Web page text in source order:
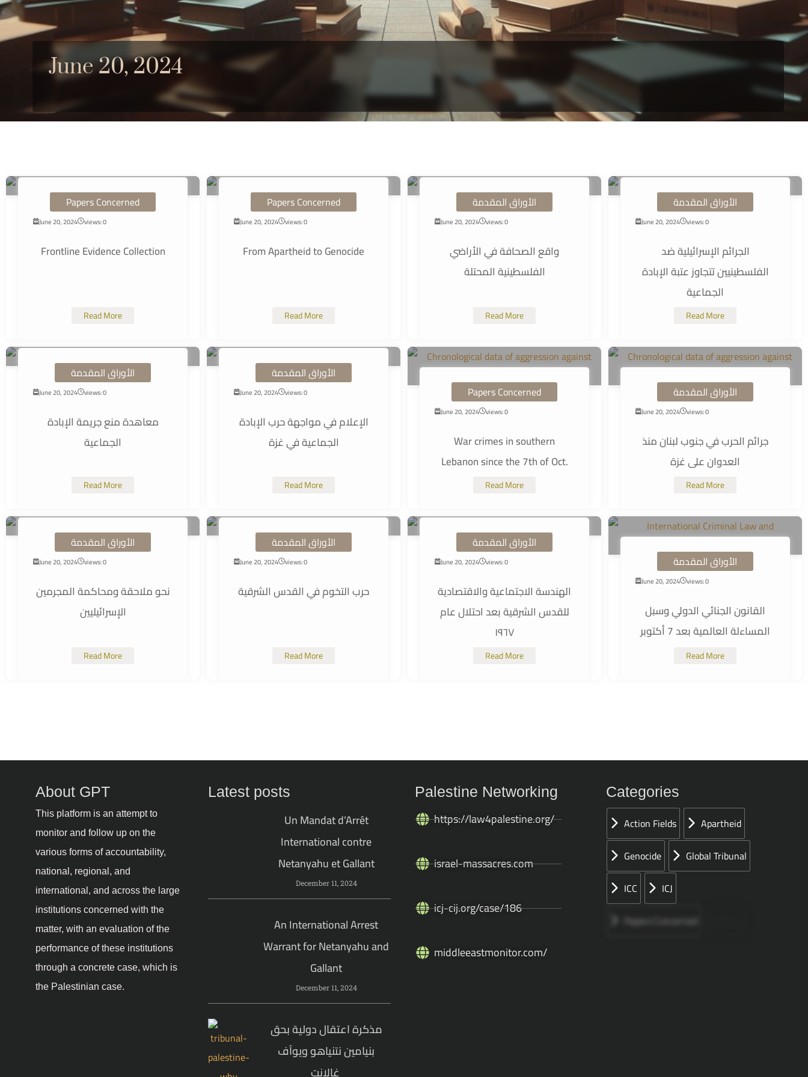
June 20, 2024
Papers Concerned
June 20, 2024 views: 0
Frontline Evidence Collection
Read More
Papers Concerned
June 20, 2024 views: 0
From Apartheid to Genocide
Read More
الأوراق المقدمة
June 20, 2024 views: 0
واقع الصحافة في الأراضي
الفلسطينية المحتلة
Read More
الأوراق المقدمة
June 20, 2024 views: 0
الجرائم الإسرائيلية ضد
الفلسطينيين تتجاوز عتبة الإبادة
الجماعية
Read More
الأوراق المقدمة
June 20, 2024 views: 0
معاهدة منع جريمة الإبادة
الجماعية
Read More
الأوراق المقدمة
June 20, 2024 views: 0
الإعلام في مواجهة حرب الإبادة
الجماعية في غزة
Read More
Papers Concerned
June 20, 2024 views: 0
War crimes in southern
Lebanon since the 7th of Oct.
Read More
الأوراق المقدمة
June 20, 2024 views: 0
جرائم الحرب في جنوب لبنان منذ
العدوان على غزة
Read More
الأوراق المقدمة
June 20, 2024 views: 0
نحو ملاحقة ومحاكمة المجرمين
الإسرائيليين
Read More
الأوراق المقدمة
June 20, 2024 views: 0
حرب التخوم في القدس الشرقية
Read More
الأوراق المقدمة
June 20, 2024 views: 0
الهندسة الاجتماعية والاقتصادية
للقدس الشرقية بعد احتلال عام
١٩٦٧
Read More
الأوراق المقدمة
June 20, 2024 views: 0
القانون الجنائي الدولي وسبل
المساءلة العالمية بعد 7 أكتوبر
Read More
About GPT
This platform is an attempt to
monitor and follow up on the
various forms of accountability,
national, regional, and
international, and across the large
institutions concerned with the
matter, with an evaluation of the
performance of these institutions
through a concrete case, which is
the Palestinian case.
Latest posts
Un Mandat d’Arrêt
International contre
Netanyahu et Gallant
December 11, 2024
An International Arrest
Warrant for Netanyahu and
Gallant
December 11, 2024
مذكرة اعتقال دولية بحق
بنيامين نتنياهو ويوآف
Palestine Networking
https://law4palestine.org/
israel-massacres.com
icj-cij.org/case/186
middleeastmonitor.com/
Categories
Action Fields
Apartheid
Genocide
Global Tribunal
ICC
ICJ
Papers Concerned